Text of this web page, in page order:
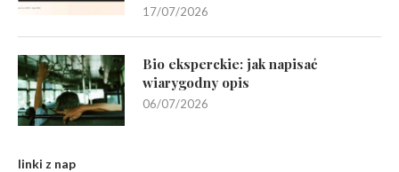
17/07/2026
Bio eksperckie: jak napisać
wiarygodny opis
06/07/2026
linki z nap